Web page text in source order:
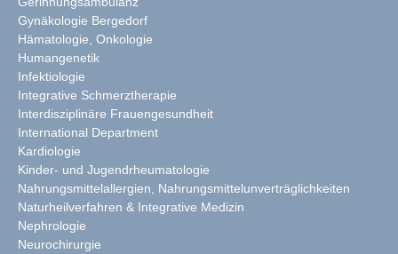
Gynäkologie Bergedorf
Hämatologie, Onkologie
Humangenetik
Infektiologie
Integrative Schmerztherapie
Interdisziplinäre Frauengesundheit
International Department
Kardiologie
Kinder- und Jugendrheumatologie
Nahrungsmittelallergien, Nahrungsmittelunverträglichkeiten
Naturheilverfahren & Integrative Medizin
Nephrologie
Neurochirurgie